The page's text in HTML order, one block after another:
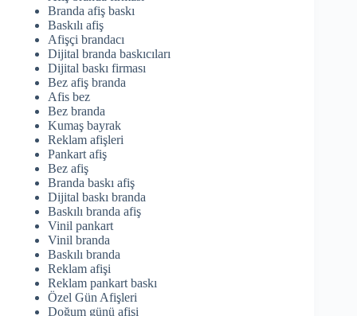
Branda afiş baskı
Baskılı afiş
Afişçi brandacı
Dijital branda baskıcıları
Dijital baskı firması
Bez afiş branda
Afis bez
Bez branda
Kumaş bayrak
Reklam afişleri
Pankart afiş
Bez afiş
Branda baskı afiş
Dijital baskı branda
Baskılı branda afiş
Vinil pankart
Vinil branda
Baskılı branda
Reklam afişi
Reklam pankart baskı
Özel Gün Afişleri
Doğum günü afişi